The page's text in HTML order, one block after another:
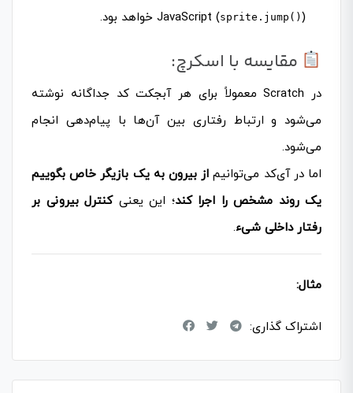
JavaScript (sprite.jump() ) خواهد بود.
مقایسه با اسکرچ:
در Scratch معمولاً برای هر آبجکت کد جداگانه نوشته
می‌شود و ارتباط رفتاری بین آن‌ها با پیام‌دهی انجام
می‌شود.
اما در آی‌کد می‌توانیم از بیرون به یک بازیگر خاص بگوییم
یک روند مشخص را اجرا کند؛ این یعنیکنترل بیرونی بر
رفتار داخلی شیء.
مثال:
اشتراک گذاری: